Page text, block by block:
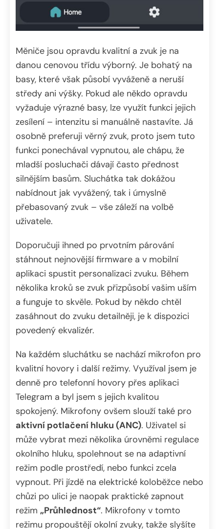
Měniče jsou opravdu kvalitní a zvuk je na
danou cenovou třídu výborný. Je bohatý na
basy, které však působí vyváženě a neruší
středy ani výšky. Pokud ale někdo opravdu
vyžaduje výrazné basy, lze využít funkci jejich
zesílení – intenzitu si manuálně nastavíte. Já
osobně preferuji věrný zvuk, proto jsem tuto
funkci ponechával vypnutou, ale chápu, že
mladší posluchači dávají často přednost
silnějším basům. Sluchátka tak dokážou
nabídnout jak vyvážený, tak i úmyslně
přebasovaný zvuk – vše záleží na volbě
uživatele.
Doporučuji ihned po prvotním párování
stáhnout nejnovější firmware a v mobilní
aplikaci spustit personalizaci zvuku. Během
několika kroků se zvuk přizpůsobí vašim uším
a funguje to skvěle. Pokud by někdo chtěl
zasáhnout do zvuku detailněji, je k dispozici
povedený ekvalizér.
Na každém sluchátku se nachází mikrofon pro
kvalitní hovory i další režimy. Využíval jsem je
denně pro telefonní hovory přes aplikaci
Telegram a byl jsem s jejich kvalitou
spokojený. Mikrofony ovšem slouží také pro
aktivní potlačení hluku (ANC). Uživatel si
může vybrat mezi několika úrovněmi regulace
okolního hluku, spolehnout se na adaptivní
režim podle prostředí, nebo funkci zcela
vypnout. Při jízdě na elektrické koloběžce nebo
chůzi po ulici je naopak praktické zapnout
režim „Průhlednost“. Mikrofony v tomto
režimu propouštějí okolní zvuky, takže slyšíte